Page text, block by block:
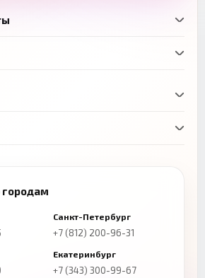
Санкт-Петербург
+7 (812) 200-96-31
Екатеринбург
+7 (343) 300-99-67